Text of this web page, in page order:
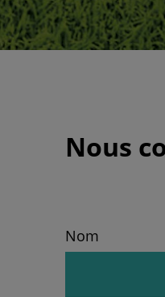
Nous
Nom